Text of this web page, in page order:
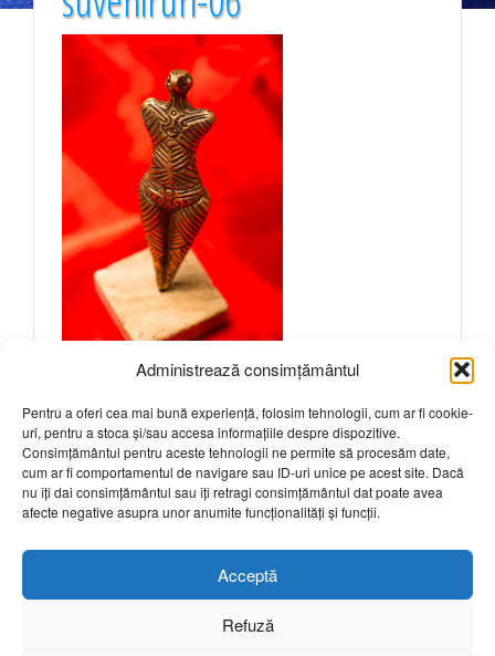
Administrează consimțământul
Pentru a oferi cea mai bună experiență, folosim tehnologii, cum ar fi cookie-
uri, pentru a stoca și/sau accesa informațiile despre dispozitive.
Consimțământul pentru aceste tehnologii ne permite să procesăm date,
cum ar fi comportamentul de navigare sau ID-uri unice pe acest site. Dacă
nu îți dai consimțământul sau îți retragi consimțământul dat poate avea
afecte negative asupra unor anumite funcționalități și funcții.
Acceptă
Refuză
Intrebari frecvente
Sunteti interesat? Click aici pentru a solicita